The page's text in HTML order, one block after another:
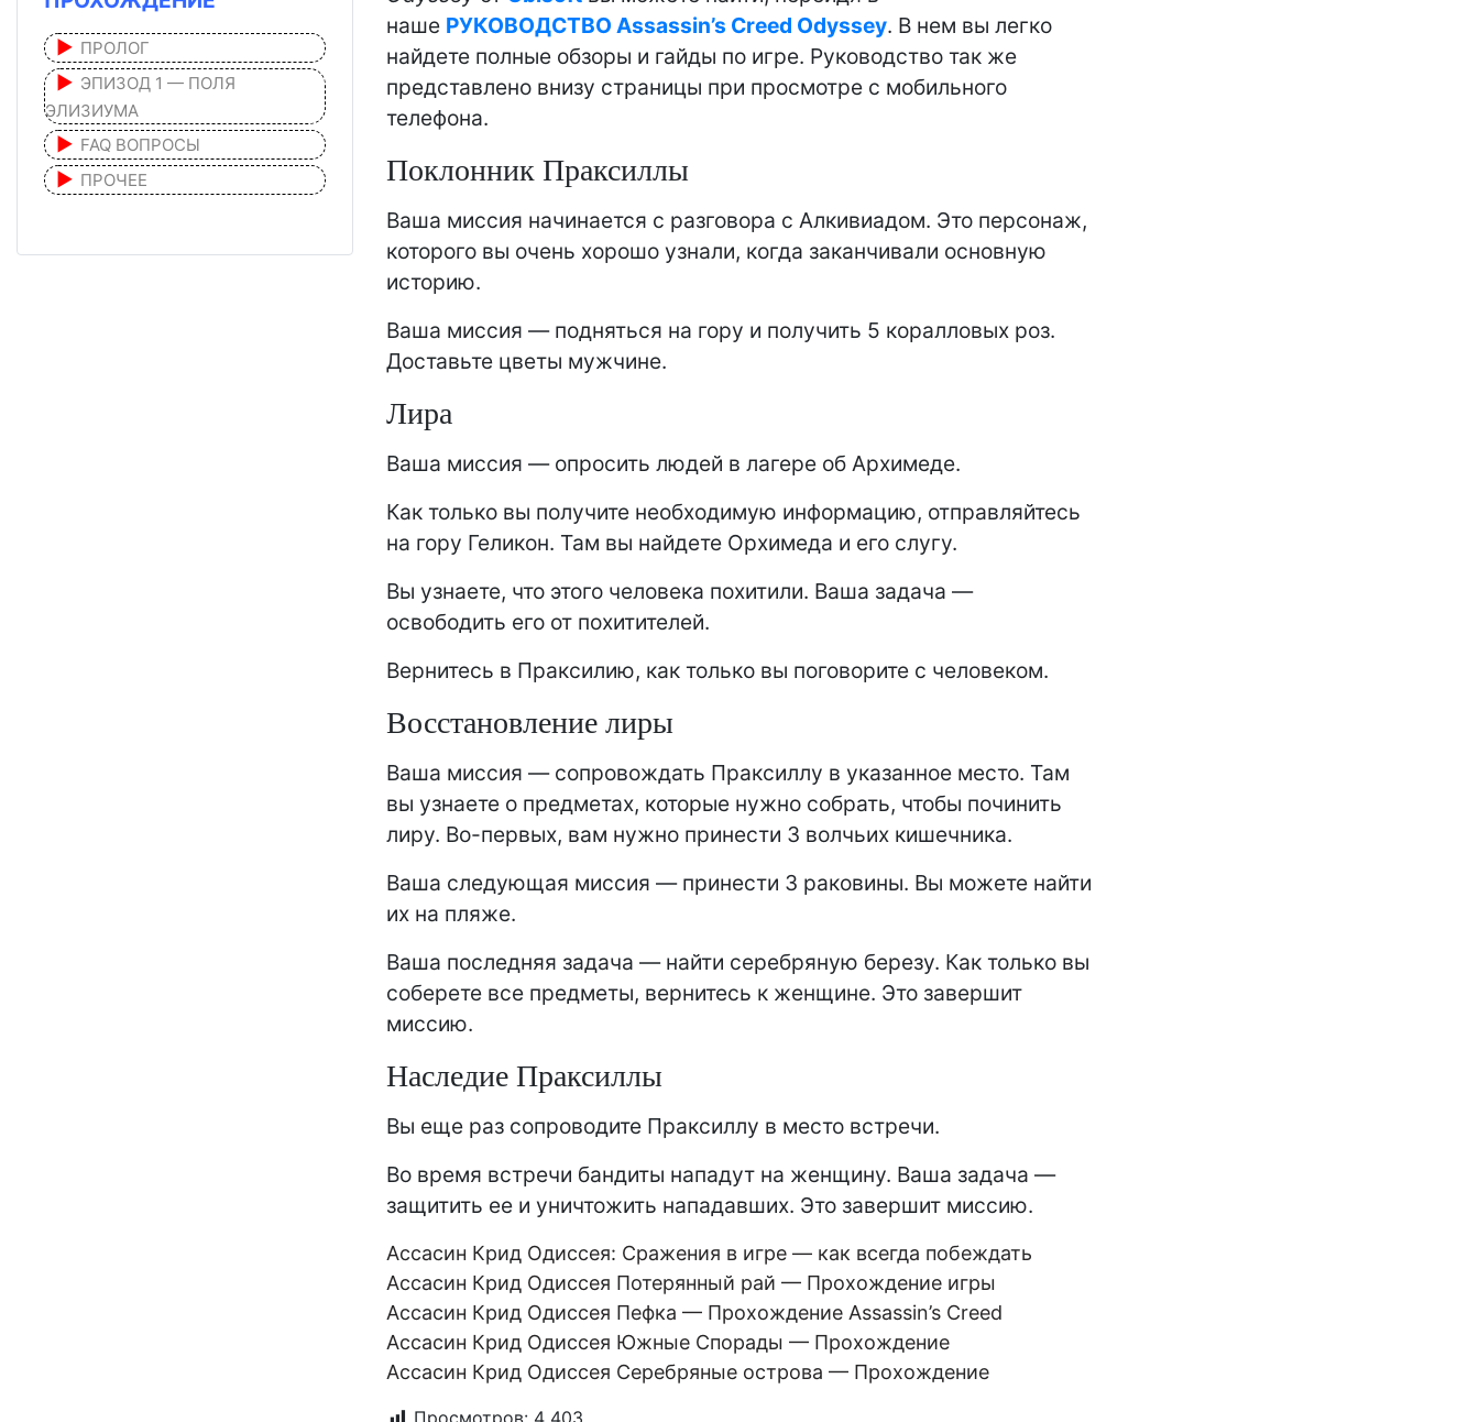
наше РУКОВОДСТВО Assassin’s Creed Odyssey. В нем вы легко
найдете полные обзоры и гайды по игре. Руководство так же
представлено внизу страницы при просмотре с мобильного
телефона.
Поклонник Праксиллы
Ваша миссия начинается с разговора с Алкивиадом. Это персонаж,
которого вы очень хорошо узнали, когда заканчивали основную
историю.
Ваша миссия — подняться на гору и получить 5 коралловых роз.
Доставьте цветы мужчине.
Лира
Ваша миссия — опросить людей в лагере об Архимеде.
Как только вы получите необходимую информацию, отправляйтесь
на гору Геликон. Там вы найдете Орхимеда и его слугу.
Вы узнаете, что этого человека похитили. Ваша задача —
освободить его от похитителей.
Вернитесь в Праксилию, как только вы поговорите с человеком.
Восстановление лиры
Ваша миссия — сопровождать Праксиллу в указанное место. Там
вы узнаете о предметах, которые нужно собрать, чтобы починить
лиру. Во-первых, вам нужно принести 3 волчьих кишечника.
Ваша следующая миссия — принести 3 раковины. Вы можете найти
их на пляже.
Ваша последняя задача — найти серебряную березу. Как только вы
соберете все предметы, вернитесь к женщине. Это завершит
миссию.
Наследие Праксиллы
Вы еще раз сопроводите Праксиллу в место встречи.
Во время встречи бандиты нападут на женщину. Ваша задача —
защитить ее и уничтожить нападавших. Это завершит миссию.
Aссасин Крид Одиссея: Сражения в игре — как всегда побеждать
Aссасин Крид Одиссея Потерянный рай — Прохождение игры
Aссасин Крид Одиссея Пефка — Прохождение Assassin’s Creed
Aссасин Крид Одиссея Южные Спорады — Прохождение
Aссасин Крид Одиссея Серебряные острова — Прохождение
Просмотров: 4 403
ПРОЛОГ
ЭПИЗОД 1 — ПОЛЯ
ЭЛИЗИУМА
FAQ ВОПРОСЫ
ПРОЧЕЕ